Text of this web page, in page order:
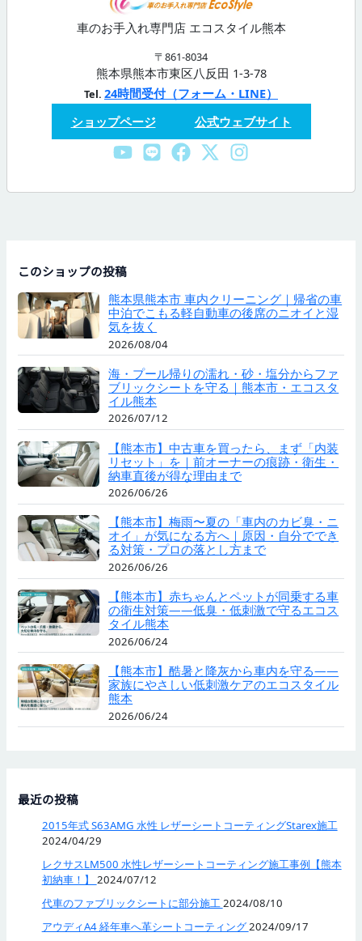
車のお手入れ専門店 エコスタイル熊本
〒861-8034
熊本県熊本市東区八反田 1-3-78
Tel. 24時間受付（フォーム・LINE）
ショップページ
公式ウェブサイト
このショップの投稿
熊本県熊本市 車内クリーニング｜帰省の車
中泊でこもる軽自動車の後席のニオイと湿
気を抜く
2026/08/04
海・プール帰りの濡れ・砂・塩分からファ
ブリックシートを守る｜熊本市・エコスタ
イル熊本
2026/07/12
【熊本市】中古車を買ったら、まず「内装
リセット」を｜前オーナーの痕跡・衛生・
納車直後が得な理由まで
2026/06/26
【熊本市】梅雨〜夏の「車内のカビ臭・ニ
オイ」が気になる方へ｜原因・自分ででき
る対策・プロの落とし方まで
2026/06/26
【熊本市】赤ちゃんとペットが同乗する車
の衛生対策——低臭・低刺激で守るエコス
タイル熊本
2026/06/24
【熊本市】酷暑と降灰から車内を守る——
家族にやさしい低刺激ケアのエコスタイル
熊本
2026/06/24
最近の投稿
2015年式 S63AMG 水性 レザーシートコーティングStarex施工
2024/04/29
レクサスLM500 水性レザーシートコーティング施工事例【熊本
初納車！】 2024/07/12
代車のファブリックシートに部分施工2024/08/10
アウディA4 経年車へ革シートコーティング 2024/09/17